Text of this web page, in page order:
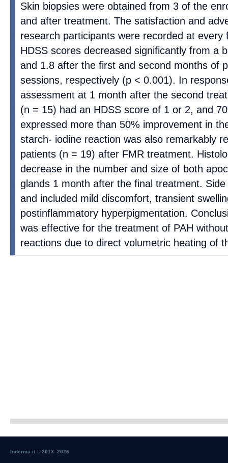
Skin biopsies were obtained from 3 of the
and after treatment. The satisfaction and
research participants were recorded at every
HDSS scores decreased significantly from a
and 1.8 after the first and second months of
sessions, respectively (p < 0.001). In
assessment at 1 month after the second
(n = 15) had an HDSS score of 1 or 2, and
expressed more than 50% improvement in
starch- iodine reaction was also remarkably
patients (n = 19) after FMR treatment.
decrease in the number and size of both
glands 1 month after the final treatment.
and included mild discomfort, transient
postinflammatory hyperpigmentation.
was effective for the treatment of PAH
reactions due to direct volumetric heating of
Inderma.it © 2013–2026